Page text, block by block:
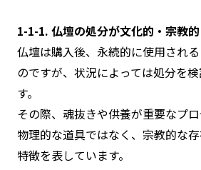
1-1-1. 仏壇の処分が文化的・宗教
仏壇は購入後、永続的に使用され
のですが、状況によっては処分を
す。
その際、魂抜きや供養が重要なプロ
物理的な道具ではなく、宗教的な
特徴を表しています。